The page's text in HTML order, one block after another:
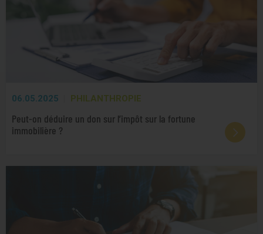
06.05.2025 PHILANTHROPIE
Peut-on déduire un don sur l’impôt sur la fortune
immobilière ?